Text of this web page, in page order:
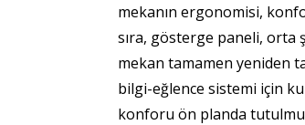
mekanın ergonomisi,
sıra, gösterge paneli, orta
mekan tamamen yeniden
bilgi-eğlence sistemi için
konforu ön planda